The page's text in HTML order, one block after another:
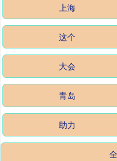
上海
这个
大会
青岛
助力